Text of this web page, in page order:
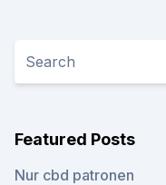
Featured Posts
Nur cbd patronen